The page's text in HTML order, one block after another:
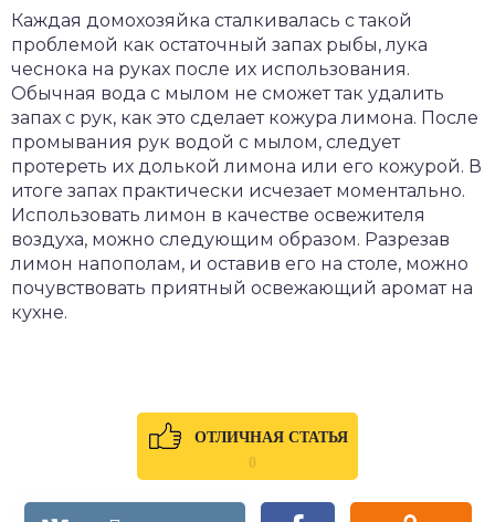
Каждая домохозяйка сталкивалась с такой
проблемой как остаточный запах рыбы, лука
чеснока на руках после их использования.
Обычная вода с мылом не сможет так удалить
запах с рук, как это сделает кожура лимона. После
промывания рук водой с мылом, следует
протереть их долькой лимона или его кожурой. В
итоге запах практически исчезает моментально.
Использовать лимон в качестве освежителя
воздуха, можно следующим образом. Разрезав
лимон напополам, и оставив его на столе, можно
почувствовать приятный освежающий аромат на
кухне.
ОТЛИЧНАЯ СТАТЬЯ
0